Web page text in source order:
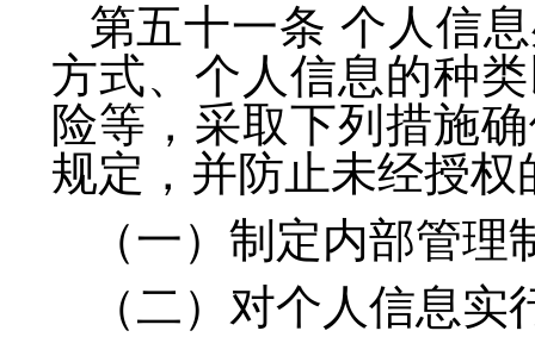
第五十一条 个人信
方式、个人信息的种
险等，采取下列措施
规定，并防止未经授
（一）制定内部管
（二）对个人信息实